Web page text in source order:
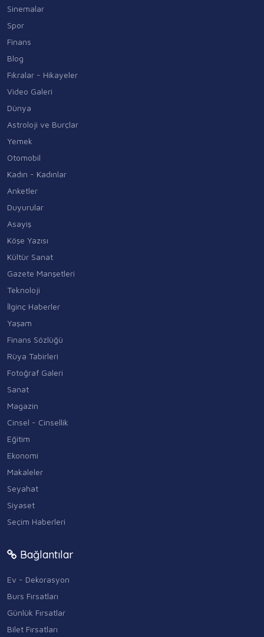
Sinemalar
Spor
Finans
Blog
Fıkralar - Hikayeler
Video Galeri
Dünya
Astroloji ve Burçlar
Yemek
Otomobil
Kadın - Kadınlar
Anketler
Duyurular
Asayiş
Köşe Yazısı
Kültür Sanat
Gazete Manşetleri
Teknoloji
İlginç Haberler
Yaşam
Finans Sözlüğü
Rüya Tabirleri
Fotoğraf Galeri
Sanat
Magazin
Cinsel - Cinsellik
Eğitim
Ekonomi
Makaleler
Seyahat
Siyaset
Seçim Haberleri
Bağlantılar
Ev - Dekorasyon
Burs Fırsatları
Günlük Fırsatlar
Bilet Fırsatları